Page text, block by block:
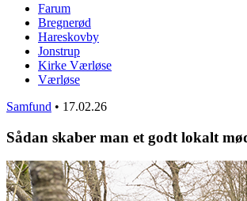
Farum
Bregnerød
Hareskovby
Jonstrup
Kirke Værløse
Værløse
Samfund • 17.02.26
Sådan skaber man et godt lokalt